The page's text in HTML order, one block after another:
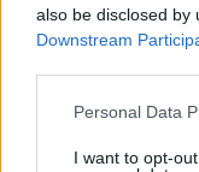
also be disclosed by
Downstream
Please note that
not limited to your
Personal Data
I want to opt-
Μαρια
πλούτο;ούτε